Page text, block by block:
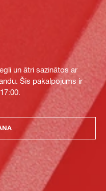
un ātri sazinātos ar
Šis pakalpojums ir